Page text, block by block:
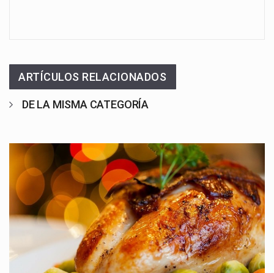
ARTÍCULOS RELACIONADOS
DE LA MISMA CATEGORÍA